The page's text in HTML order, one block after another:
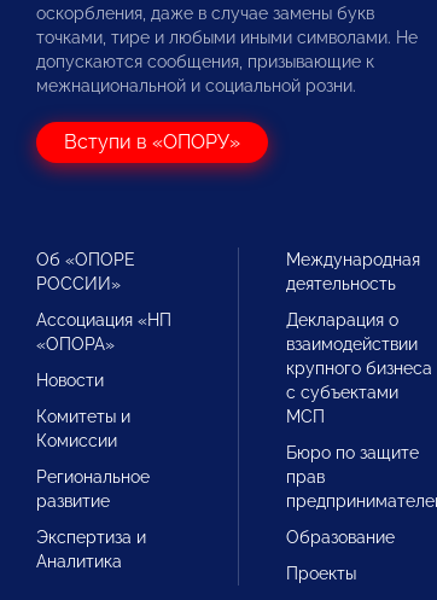
оскорбления, даже в случае замены букв
точками, тире и любыми иными символами. Не
допускаются сообщения, призывающие к
межнациональной и социальной розни.
Вступи в «ОПОРУ»
Об «ОПОРЕ
РОССИИ»
Ассоциация «НП
«ОПОРА»
Новости
Комитеты и
Комиссии
Региональное
развитие
Экспертиза и
Аналитика
Международная
деятельность
Декларация о
взаимодействии
крупного бизнеса
с субъектами
МСП
Бюро по защите
прав
Образование
Проекты